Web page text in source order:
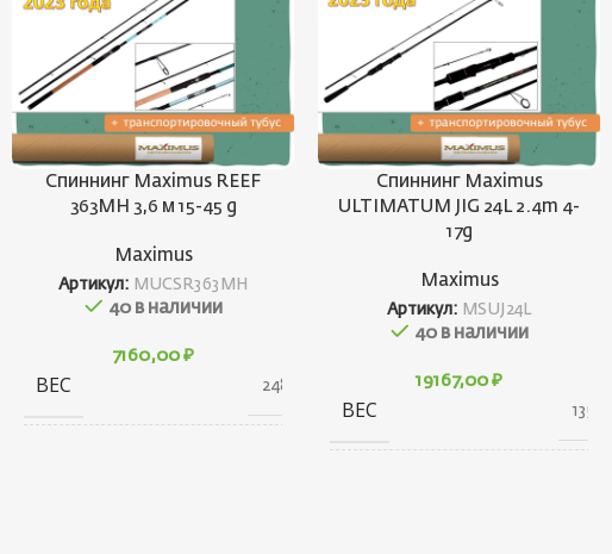
Спиннинг Maximus REEF
363MH 3,6 м 15-45 g
Maximus
Артикул: MUCSR363MH
40 в наличии
7160,00₽
ВЕС 248 г
Спиннинг Maximus
ULTIMATUM JIG 24L 2.4m 4-
17g
Maximus
Артикул: MSUJ24L
40 в наличии
19167,00₽
ВЕС 135 г